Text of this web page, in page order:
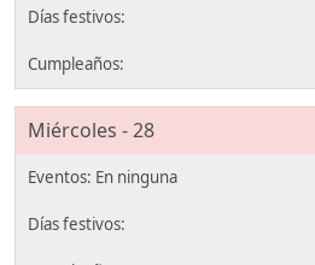
Miércoles - 28